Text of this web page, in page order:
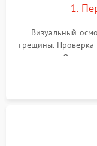
1.
Визуальный
трещины. Проверка
зарядки. Оценка
проверка